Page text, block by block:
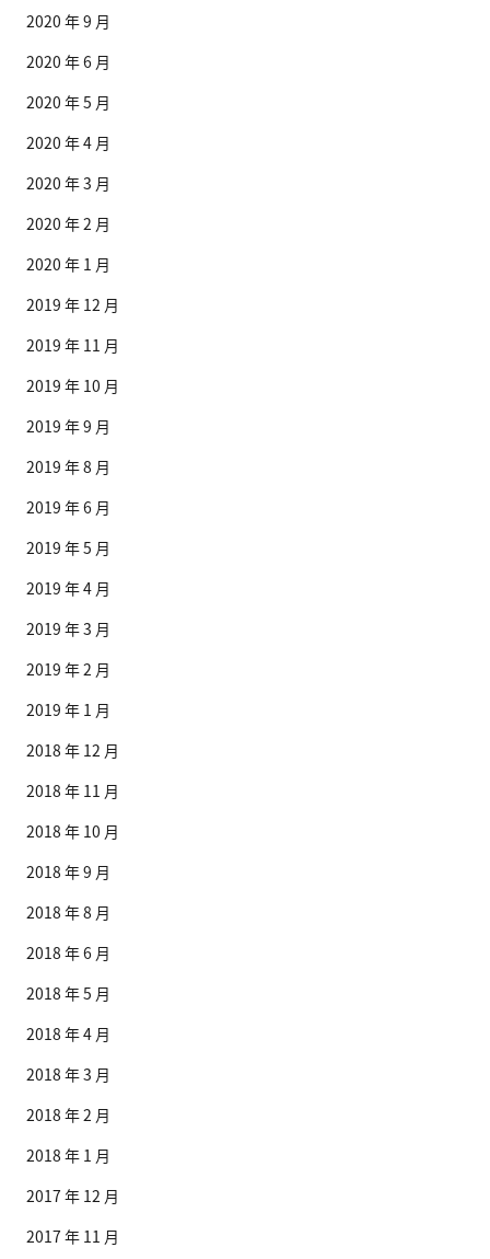
2020 年 9 月
2020 年 6 月
2020 年 5 月
2020 年 4 月
2020 年 3 月
2020 年 2 月
2020 年 1 月
2019 年 12 月
2019 年 11 月
2019 年 10 月
2019 年 9 月
2019 年 8 月
2019 年 6 月
2019 年 5 月
2019 年 4 月
2019 年 3 月
2019 年 2 月
2019 年 1 月
2018 年 12 月
2018 年 11 月
2018 年 10 月
2018 年 9 月
2018 年 8 月
2018 年 6 月
2018 年 5 月
2018 年 4 月
2018 年 3 月
2018 年 2 月
2018 年 1 月
2017 年 12 月
2017 年 11 月